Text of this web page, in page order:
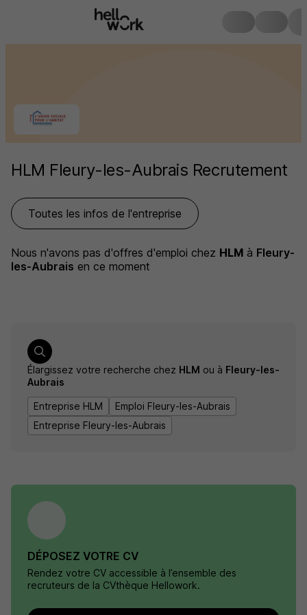
HLM Fleury-les-Aubrais Recrutement
Toutes les infos de l'entreprise
Nous n'avons pas d'offres d'emploi chez HLM à Fleury-
les-Aubrais en ce moment
Élargissez votre recherche chez HLM ou à Fleury-les-
Aubrais
Entreprise HLM
Emploi Fleury-les-Aubrais
Entreprise Fleury-les-Aubrais
DÉPOSEZ VOTRE CV
Rendez votre CV accessible à l’ensemble des
recruteurs de la CVthèque Hellowork.